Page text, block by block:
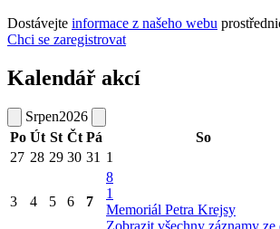
Dostávejte informace z našeho webu
Chci se zaregistrovat
Kalendář akcí
Srpen2026
Po Út St Čt Pá So
27 28 29 30 31 1
3 4 5 6 7
8
1
Memoriál Petra Krejsy